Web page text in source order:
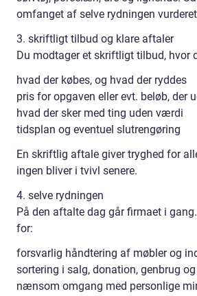
omfanget af selve rydningen
3. skriftligt tilbud og klare aftaler
Du modtager et skriftligt tilbud, hvor
hvad der købes, og hvad der ryddes
pris for opgaven eller evt. beløb, der
hvad der sker med ting uden værdi
tidsplan og eventuel slutrengøring
En skriftlig aftale giver tryghed for
ingen bliver i tvivl senere.
4. selve rydningen
På den aftalte dag går firmaet i
for:
forsvarlig håndtering af møbler og
sortering i salg, donation, genbrug
nænsom omgang med personlige